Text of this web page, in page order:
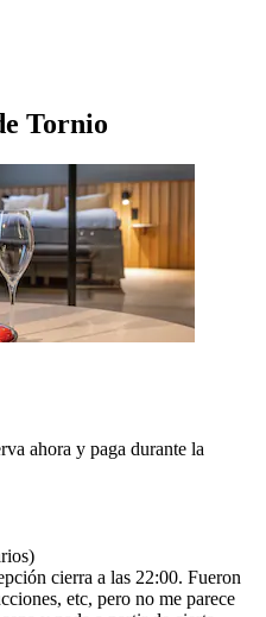
Tornio
ahora y paga durante la
cierra a las 22:00. Fueron
etc, pero no me parece